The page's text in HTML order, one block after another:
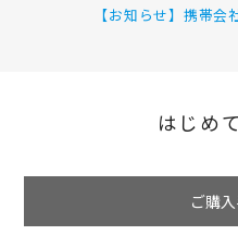
【お知らせ】携帯
はじめ
ご購